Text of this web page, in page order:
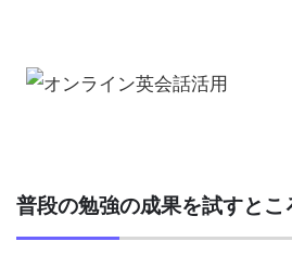
普段の勉強の成果を試すとこ